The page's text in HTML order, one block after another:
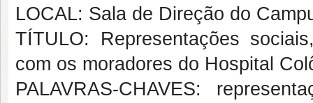
LOCAL: Sala de Direção do
TÍTULO: Representações
com os moradores do Hospital
PALAVRAS-CHAVES: